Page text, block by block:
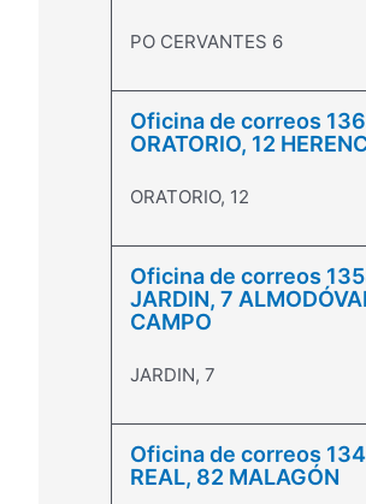
PO CERVANTES 6
Oficina de correos
ORATORIO, 12
ORATORIO, 12
Oficina de correos
JARDIN, 7
CAMPO
JARDIN, 7
Oficina de correos
REAL, 82 MALAGÓN